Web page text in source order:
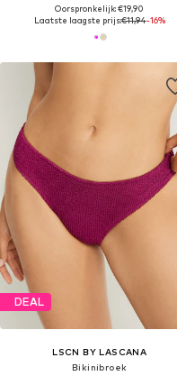
Oorspronkelijk: €19,90
Laatste laagste prijs:€11,94-16%
DEAL
LSCN BY LASCANA
Bikinibroek